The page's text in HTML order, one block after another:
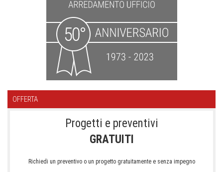
OFFERTA
Progetti e preventivi
GRATUITI
Richiedi un preventivo o un progetto gratuitamente e senza impegno